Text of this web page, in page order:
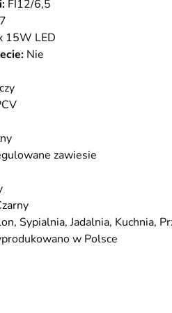
FI12/6,5
15W LED
Nie
zawiesie
Sypialnia, Jadalnia, Kuchnia,
w Polsce